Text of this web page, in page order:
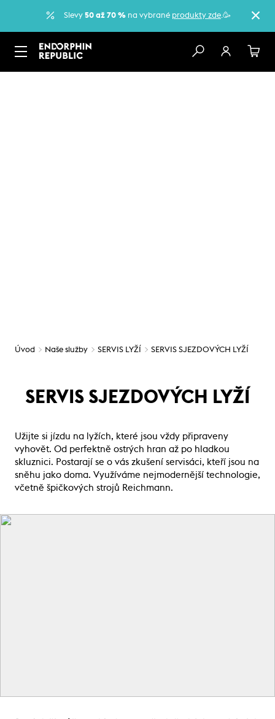
Slevy 50 až 70 % na vybrané produkty zde.🥳
Úvod Naše služby SERVIS LYŽÍ SERVIS SJEZDOVÝCH LYŽÍ
SERVIS SJEZDOVÝCH LYŽÍ
Užijte si jízdu na lyžích, které jsou vždy připraveny
vyhovět. Od perfektně ostrých hran až po hladkou
skluznici. Postarají se o vás zkušení servisáci, kteří jsou na
sněhu jako doma. Využíváme nejmodernější technologie,
včetně špičkových strojů Reichmann.